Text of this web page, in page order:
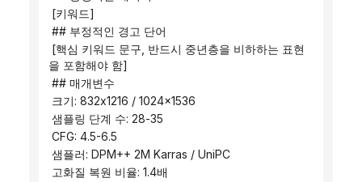
[키워드]
## 부정적인 경고 단어
을 포함해야 함]
## 매개변수
크기: 832x1216 / 1024x1536
샘플링 단계 수: 28-35
CFG: 4.5-6.5
샘플러: DPM++ 2M Karras / UniPC
고화질 복원 비율: 1.4배